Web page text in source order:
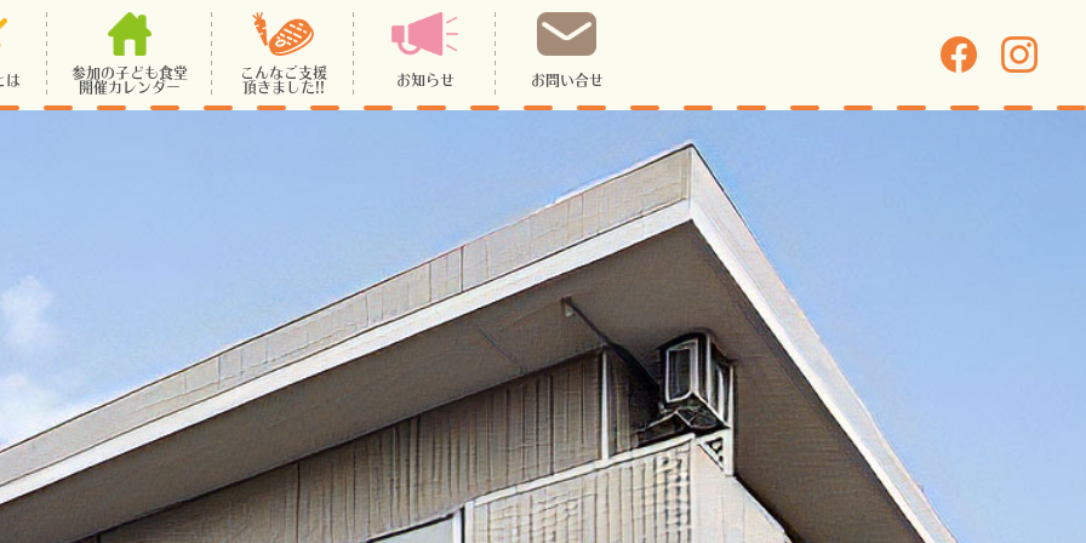
は
参加の子ども食堂
開催カレンダー
こんなご支援
頂きました!!
お知らせ お問い合せ